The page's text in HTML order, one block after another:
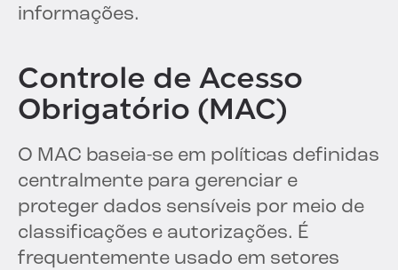
informações.
Controle de Acesso
Obrigatório (MAC)
O MAC baseia-se em políticas definidas
centralmente para gerenciar e
proteger dados sensíveis por meio de
classificações e autorizações. É
frequentemente usado em setores